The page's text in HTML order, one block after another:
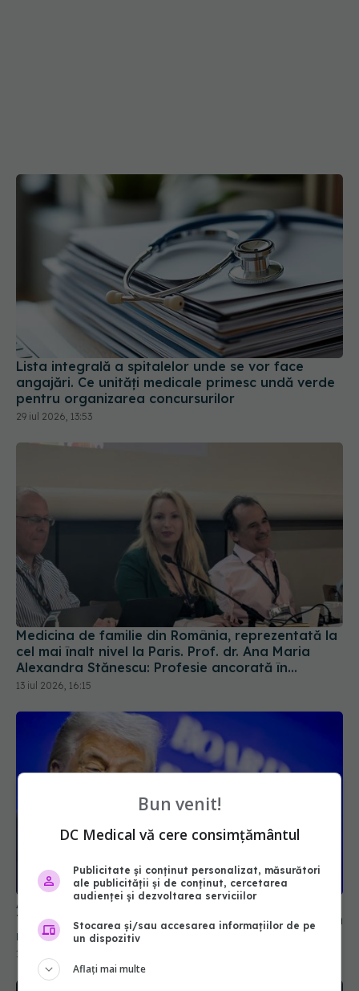
Lista integrală a spitalelor unde se vor face
angajări. Ce unități medicale primesc undă verde
pentru organizarea concursurilor
29 iul 2026, 13:53
Medicina de familie din România, reprezentată la
cel mai înalt nivel la Paris. Prof. dr. Ana Maria
Alexandra Stănescu: Profesie ancorată în
comunitate
13 iul 2026, 16:15
Anunțul momentului de la Casa Albă! Donald
Trump rupe tăcerea după ultimul test medical: Am
răspuns la absolut tot!
12 iul 2026, 07:58
Bun venit!
DC Medical vă cere consimțământul
Publicitate și conținut personalizat, măsurători
ale publicității și de conținut, cercetarea
audienței și dezvoltarea serviciilor
Stocarea și/sau accesarea informațiilor de pe
un dispozitiv
Aflați mai multe